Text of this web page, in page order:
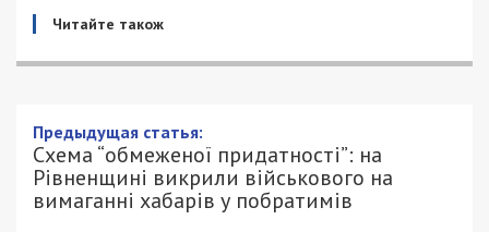
Читайте також
Схема “обмеженої придатності”: на
Рівненщині викрили військового на
вимаганні хабарів у побратимів